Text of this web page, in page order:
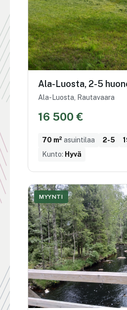
Ala-Luosta, 2-5
Ala-Luosta, Rautavaara
16 500 €
70 m² asuintilaa 2-5
Kunto: Hyvä
MYYNTI